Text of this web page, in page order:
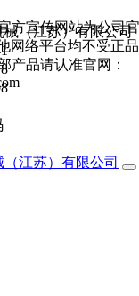
江苏）有限公司
方宣传网站为公司
网络平台均不受正
产品请认准官网：